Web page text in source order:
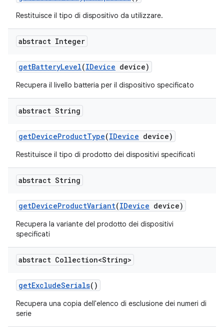
Restituisce il tipo di dispositivo da utilizzare.
abstract Integer
getBatteryLevel(IDevice device)
Recupera il livello batteria per il dispositivo specificato
abstract String
getDeviceProductType(IDevice device)
Restituisce il tipo di prodotto dei dispositivi specificati
abstract String
getDeviceProductVariant(IDevice device)
Recupera la variante del prodotto dei dispositivi
specificati
abstract Collection<String>
getExcludeSerials()
Recupera una copia dell'elenco di esclusione dei numeri di
serie